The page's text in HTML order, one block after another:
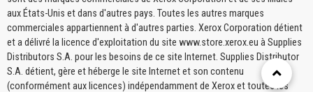
aux États-Unis et dans d'autres pays. Toutes les autres marques
commerciales appartiennent à d'autres parties. Xerox Corporation détient
et a délivré la licence d'exploitation du site www.store.xerox.eu à Supplies
Distributors S.A. pour les besoins de ce site Internet. Supplies Distributor
S.A. détient, gère et héberge le site Internet et son contenu
(conformément aux licences) indépendamment de Xerox et toutes les